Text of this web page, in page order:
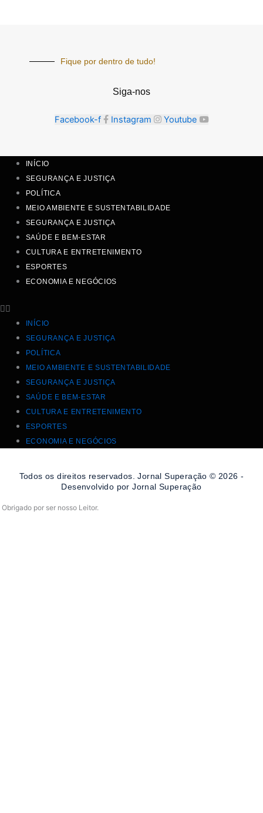
Fique por dentro de tudo!
Siga-nos
Facebook-f Instagram Youtube
INÍCIO
SEGURANÇA E JUSTIÇA
POLÍTICA
MEIO AMBIENTE E SUSTENTABILIDADE
SEGURANÇA E JUSTIÇA
SAÚDE E BEM-ESTAR
CULTURA E ENTRETENIMENTO
ESPORTES
ECONOMIA E NEGÓCIOS
INÍCIO
SEGURANÇA E JUSTIÇA
POLÍTICA
MEIO AMBIENTE E SUSTENTABILIDADE
SEGURANÇA E JUSTIÇA
SAÚDE E BEM-ESTAR
CULTURA E ENTRETENIMENTO
ESPORTES
ECONOMIA E NEGÓCIOS
Todos os direitos reservados. Jornal Superação © 2026 -
Desenvolvido por Jornal Superação
Obrigado por ser nosso Leitor.